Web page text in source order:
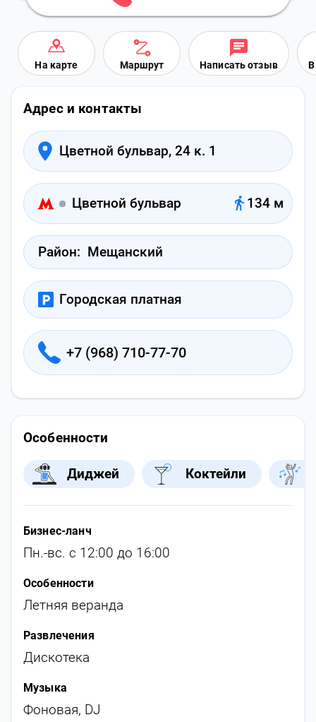
На карте Маршрут Написать отзыв В
Адрес и контакты
Цветной бульвар, 24 к. 1
Цветной бульвар 134 м
Район: Мещанский
Городская платная
+7 (968) 710-77-70
Особенности
Диджей Коктейли
Бизнес-ланч
Пн.-вс. с 12:00 до 16:00
Особенности
Летняя веранда
Развлечения
Дискотека
Музыка
Фоновая, DJ